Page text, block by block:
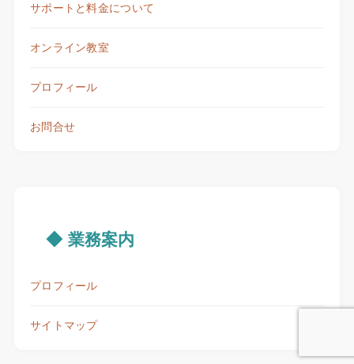
サポートと料金について
オンライン教室
プロフィール
お問合せ
◆ 業務案内
プロフィール
サイトマップ